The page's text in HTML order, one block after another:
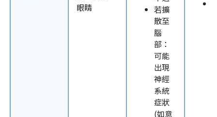
眼睛
若擴
散至
腦
部：
可能
出現
神經
系統
症狀
(如意